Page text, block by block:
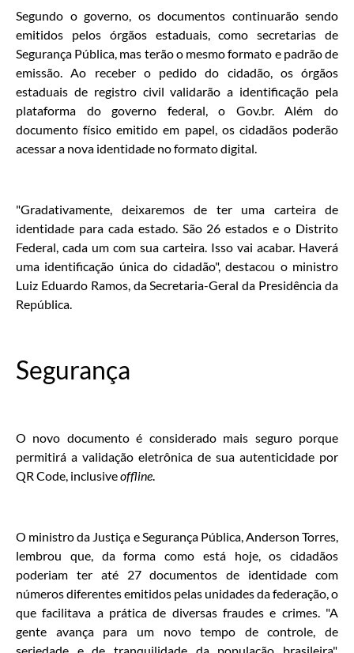
Segundo o governo, os documentos continuarão sendo
emitidos pelos órgãos estaduais, como secretarias de
Segurança Pública, mas terão o mesmo formato e padrão de
emissão. Ao receber o pedido do cidadão, os órgãos
estaduais de registro civil validarão a identificação pela
plataforma do governo federal, o Gov.br. Além do
documento físico emitido em papel, os cidadãos poderão
acessar a nova identidade no formato digital.
"Gradativamente, deixaremos de ter uma carteira de
identidade para cada estado. São 26 estados e o Distrito
Federal, cada um com sua carteira. Isso vai acabar. Haverá
uma identificação única do cidadão", destacou o ministro
Luiz Eduardo Ramos, da Secretaria-Geral da Presidência da
República.
Segurança
O novo documento é considerado mais seguro porque
permitirá a validação eletrônica de sua autenticidade por
QR Code, inclusiveoffline
O ministro da Justiça e Segurança Pública, Anderson Torres,
lembrou que, da forma como está hoje, os cidadãos
poderiam ter até 27 documentos de identidade com
números diferentes emitidos pelas unidades da federação, o
que facilitava a prática de diversas fraudes e crimes. "A
gente avança para um novo tempo de controle, de
seriedade e de tranquilidade da população brasileira",